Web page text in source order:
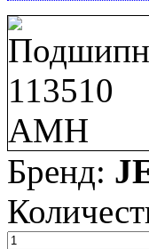
Бренд: